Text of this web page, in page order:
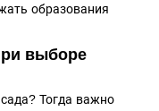
образования
выборе
Тогда важно